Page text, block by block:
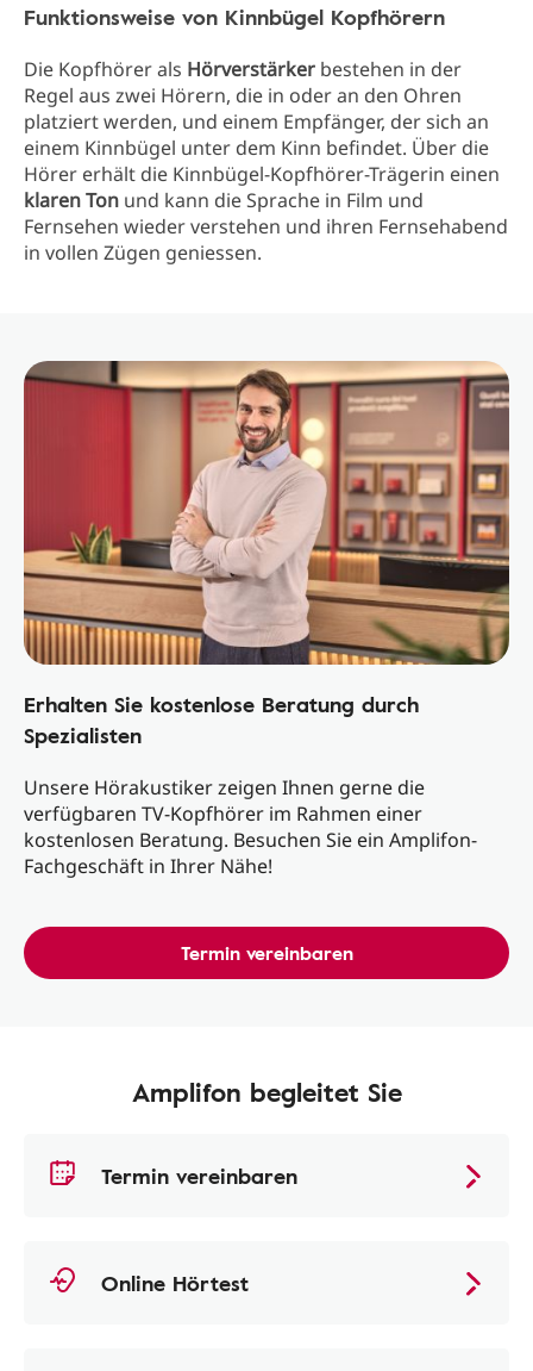
Funktionsweise von Kinnbügel Kopfhörern
Die Kopfhörer als Hörverstärker bestehen in der
Regel aus zwei Hörern, die in oder an den Ohren
platziert werden, und einem Empfänger, der sich an
einem Kinnbügel unter dem Kinn befindet. Über die
Hörer erhält die Kinnbügel-Kopfhörer-Trägerin einen
klaren Ton und kann die Sprache in Film und
Fernsehen wieder verstehen und ihren Fernsehabend
in vollen Zügen geniessen.
Erhalten Sie kostenlose Beratung durch
Spezialisten
Unsere Hörakustiker zeigen Ihnen gerne die
verfügbaren TV-Kopfhörer im Rahmen einer
kostenlosen Beratung. Besuchen Sie ein Amplifon-
Fachgeschäft in Ihrer Nähe!
Termin vereinbaren
Amplifon begleitet Sie
Termin vereinbaren
Online Hörtest